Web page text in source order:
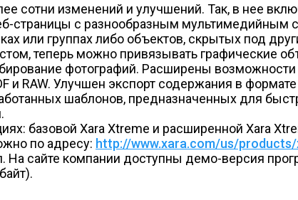
сотни изменений и улучшений. Так, в нее
страницы с разнообразным мультимедийным
или группах либо объектов, скрытых под
теперь можно привязывать графические
фотографий. Расширены
и RAW. Улучшен экспорт содержания в
шаблонов, предназначенных для
базовой Xara Xtreme и расширенной Xara
по адресу: http://www.xara.com/us/
На сайте компании доступны демо-версия